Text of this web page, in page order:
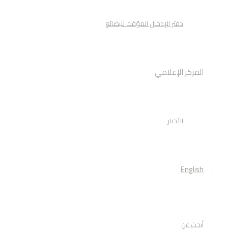
دفتر الإدخال المؤقت للبضائع
المركز الإعلامي
الأخبار
English
أبحث عن